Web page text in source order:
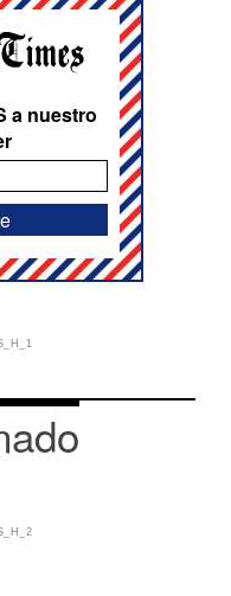
a nuestro